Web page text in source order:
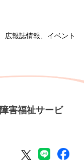
広報誌情報、イベント
害福祉サービ